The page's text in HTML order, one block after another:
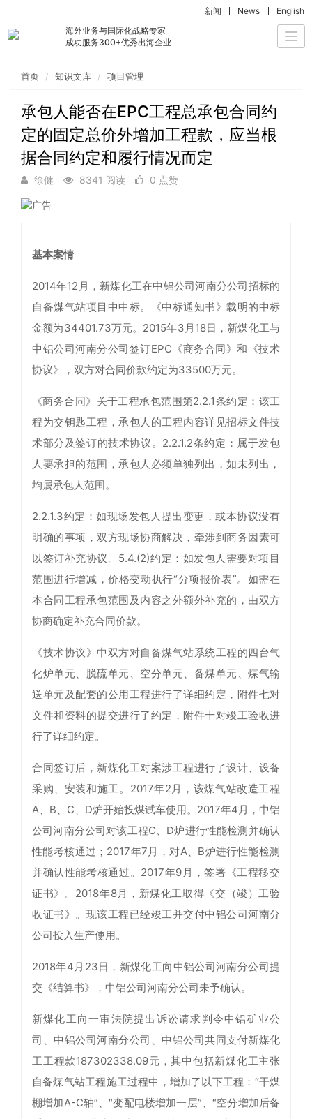
海外业务与国际化战略专家
成功服务300+优秀出海企业
新闻 News English
首页 知识文库 项目管理
承包人能否在EPC工程总承包合同约
定的固定总价外增加工程款，应当根
据合同约定和履行情况而定
徐健 8341 阅读 0 点赞
基本案情
2014年12月，新煤化工在中铝公司河南分公司招标的
自备煤气站项目中中标。《中标通知书》载明的中标
金额为34401.73万元。2015年3月18日，新煤化工与
中铝公司河南分公司签订EPC《商务合同》和《技术
协议》，双方对合同价款约定为33500万元。
《商务合同》关于工程承包范围第2.2.1条约定：该工
程为交钥匙工程，承包人的工程内容详见招标文件技
术部分及签订的技术协议。2.2.1.2条约定：属于发包
人要承担的范围，承包人必须单独列出，如未列出，
均属承包人范围。
2.2.1.3约定：如现场发包人提出变更，或本协议没有
明确的事项，双方现场协商解决，牵涉到商务因素可
以签订补充协议。5.4.(2)约定：如发包人需要对项目
范围进行增减，价格变动执行“分项报价表”。如需在
本合同工程承包范围及内容之外额外补充的，由双方
协商确定补充合同价款。
《技术协议》中双方对自备煤气站系统工程的四台气
化炉单元、脱硫单元、空分单元、备煤单元、煤气输
送单元及配套的公用工程进行了详细约定，附件七对
文件和资料的提交进行了约定，附件十对竣工验收进
行了详细约定。
合同签订后，新煤化工对案涉工程进行了设计、设备
采购、安装和施工。2017年2月，该煤气站改造工程
A、B、C、D炉开始投煤试车使用。2017年4月，中铝
公司河南分公司对该工程C、D炉进行性能检测并确认
性能考核通过；2017年7月，对A、B炉进行性能检测
并确认性能考核通过。2017年9月，签署《工程移交
证书》。2018年8月，新煤化工取得《交（竣）工验
收证书》。现该工程已经竣工并交付中铝公司河南分
公司投入生产使用。
2018年4月23日，新煤化工向中铝公司河南分公司提
交《结算书》，中铝公司河南分公司未予确认。
新煤化工向一审法院提出诉讼请求判令中铝矿业公
司、中铝公司河南分公司、中铝公司共同支付新煤化
工工程款187302338.09元，其中包括新煤化工主张
自备煤气站工程施工过程中，增加了以下工程：“干煤
棚增加A-C轴”、“变配电楼增加一层”、“空分增加后备